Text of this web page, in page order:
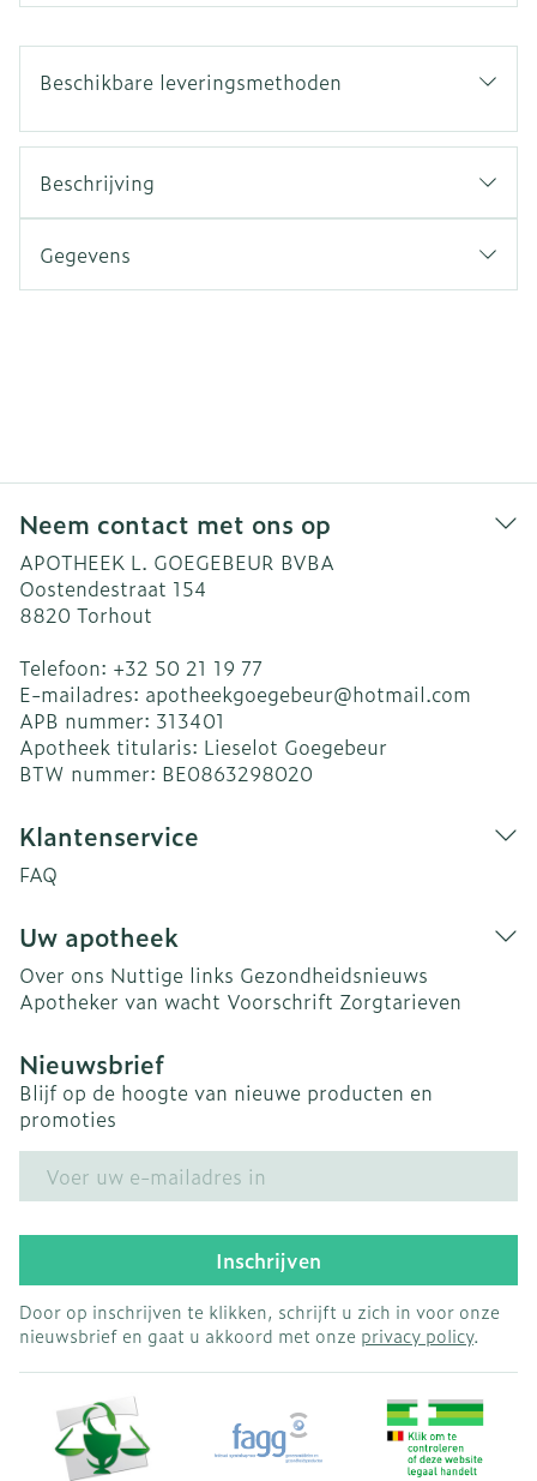
Beschikbare leveringsmethoden
Beschrijving
Gegevens
Neem contact met ons op
APOTHEEK L. GOEGEBEUR BVBA
Oostendestraat 154
8820 Torhout
Telefoon: +32 50 21 19 77
E-mailadres: apotheekgoegebeur@hotmail.com
APB nummer: 313401
Apotheek titularis: Lieselot Goegebeur
BTW nummer: BE0863298020
Klantenservice
FAQ
Uw apotheek
Over ons Nuttige links Gezondheidsnieuws
Apotheker van wacht Voorschrift Zorgtarieven
Nieuwsbrief
Blijf op de hoogte van nieuwe producten en
promoties
Inschrijven
Door op inschrijven te klikken, schrijft u zich in voor onze
nieuwsbrief en gaat u akkoord met onze privacy policy.